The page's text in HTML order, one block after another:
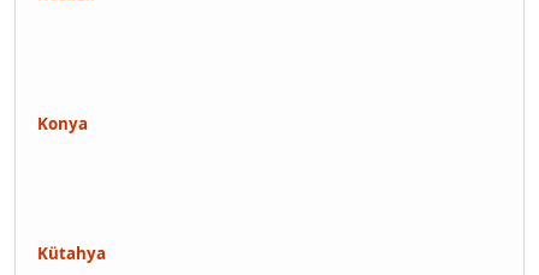
Konya
Kütahya